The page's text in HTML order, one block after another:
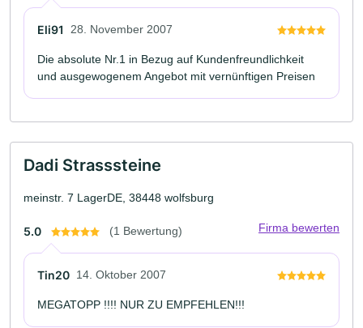
Eli91 28. November 2007
Die absolute Nr.1 in Bezug auf Kundenfreundlichkeit
und ausgewogenem Angebot mit vernünftigen Preisen
Dadi Strasssteine
meinstr. 7 LagerDE, 38448 wolfsburg
5.0 (1 Bewertung) Firma bewerten
Tin20 14. Oktober 2007
MEGATOPP !!!! NUR ZU EMPFEHLEN!!!